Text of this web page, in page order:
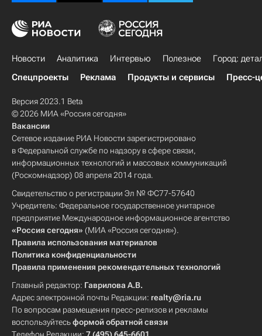
Новости Аналитика Интервью Полезное
Город:
Спецпроекты
Реклама Продукты и сервисы Пресс-
Версия 2023.1 Beta
© 2026 МИА «Россия сегодня»
Вакансии
Сетевое издание РИА Новости зарегистрировано
в Федеральной службе по надзору в сфере связи,
информационных технологий и массовых коммуникаций
(Роскомнадзор) 08 апреля 2014 года.
Свидетельство о регистрации Эл № ФС77-57640
Учредитель: Федеральное государственное унитарное
предприятие Международное информационное агентство
«Россия сегодня» (МИА «Россия сегодня»).
Правила использования материалов
Политика конфиденциальности
Правила применения рекомендательных технологий
Главный редактор: Гаврилова А.В.
Адрес электронной почты Редакции: realty@ria.ru
По вопросам размещения пресс-релизов и рекламы
воспользуйтесьформой обратной связи